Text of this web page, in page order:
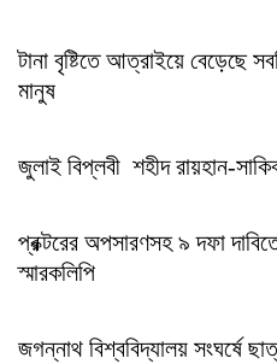
টানা বৃষ্টিতে আত্রাইয়ে বেড়েছে
মানুষ
জুলাই বিপ্লবী শহীদ রায়হান-
প্রক্টরের অপসারণসহ ৯ দফা
স্মারকলিপি
জগন্নাথ বিশ্ববিদ্যালয় সংঘর্ষে